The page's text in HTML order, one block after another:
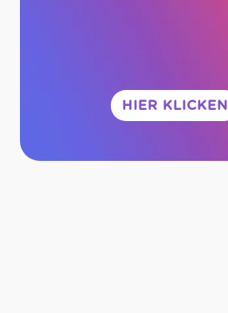
HIER KLICKEN